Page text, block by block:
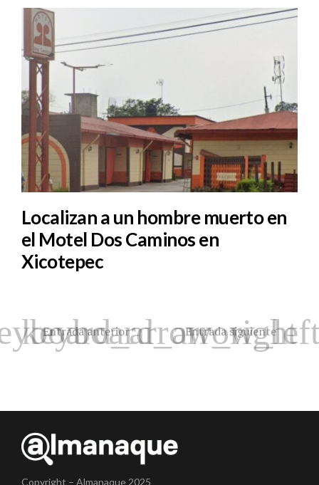
Localizan a un hombre muerto en
el Motel Dos Caminos en
Xicotepec
Entrada anterior Entrada siguiente
Copyright – Almanaque 2025